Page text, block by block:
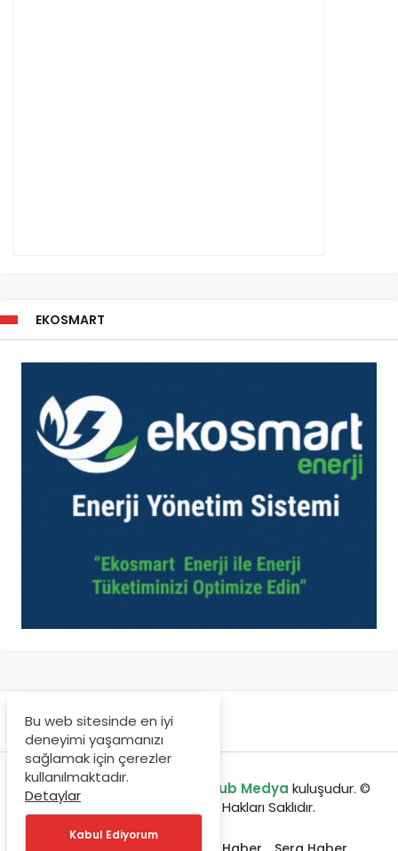
EKOSMART
enerjibulteni.com bir GreenHub Medya kuluşudur. ©
Copyright 2020, Tüm Hakları Saklıdır.
Bu web sitesinde en iyi
deneyimi yaşamanızı
sağlamak için çerezler
kullanılmaktadır.
Detaylar
Kabul Ediyorum